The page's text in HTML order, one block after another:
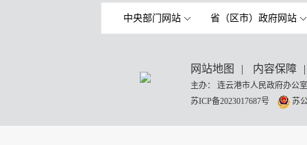
中央部门网站 省（区市）政府网站
网站地图 | 内容保障 |
主办： 连云港市人民政府办
苏ICP备2023017687号
苏